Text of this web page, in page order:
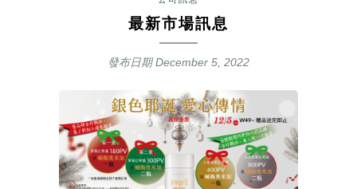
最新市場訊息
發布日期December 5, 2022